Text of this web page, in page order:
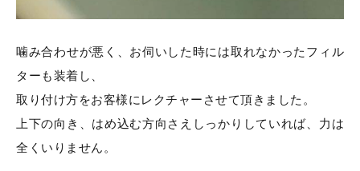
噛み合わせが悪く、お伺いした時には取れなかったフィル
ターも装着し、
取り付け方をお客様にレクチャーさせて頂きました。
上下の向き、はめ込む方向さえしっかりしていれば、力は
全くいりません。